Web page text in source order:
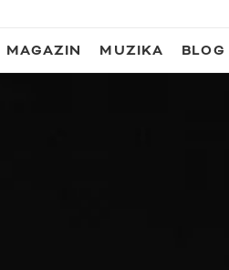
MAGAZIN MUZIKA BLOG